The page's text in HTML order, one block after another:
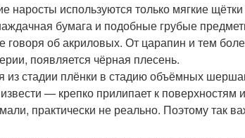
используются только мягкие щётки
бумага и подобные грубые
говоря об акриловых. От царапин и тем
появляется чёрная плесень.
из стадии плёнки в стадию объёмных
— крепко прилипает к поверхностям
практически не реально. Поэтому так